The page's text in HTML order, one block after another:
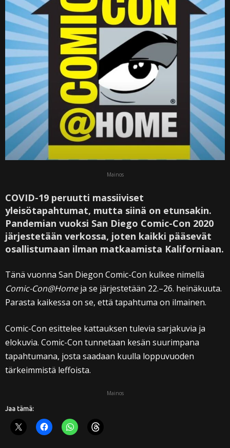
Mainos
COVID-19 peruutti massiiviset
yleisötapahtumat, mutta siinä on etunsakin.
Pandemian vuoksi San Diego Comic-Con 2020
järjestetään verkossa, joten kaikki pääsevät
osallistumaan ilman matkaamista Kaliforniaan.
Tänä vuonna San Diegon Comic-Con kulkee nimellä
Comic-Con@Homeja se järjestetään 22.–26. heinäkuuta.
Parasta kaikessa on se, että tapahtuma on ilmainen.
Comic-Con esittelee kattauksen tulevia sarjakuvia ja
elokuvia. Comic-Con tunnetaan kesän suurimpana
tapahtumana, josta saadaan kuulla loppuvuoden
tärkeimmistä leffoista.
Mainos
Jaa tämä: